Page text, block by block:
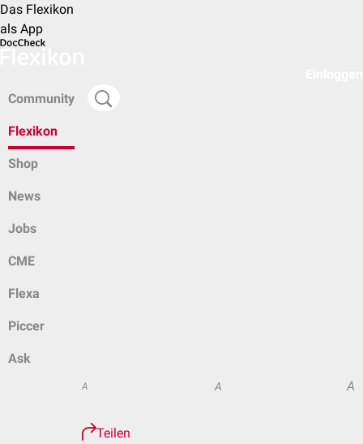
Das Flexikon
als App
Community
Flexikon
Shop
News
Jobs
CME
Flexa
Piccer
Ask
A A A
Teilen